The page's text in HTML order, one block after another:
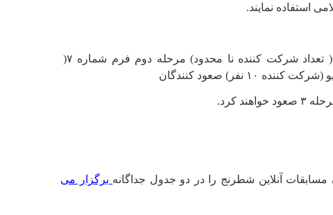
استفاده نمایند.
این مسابقات در سه مرحله برگزار می شود، مرحله اول فرم شماره ۶( تعداد شرکت کننده نا محدود) مرحله دوم فرم شماره ۷(
آنلاین شطرنج را در دو جدول جداگانه برگزار می